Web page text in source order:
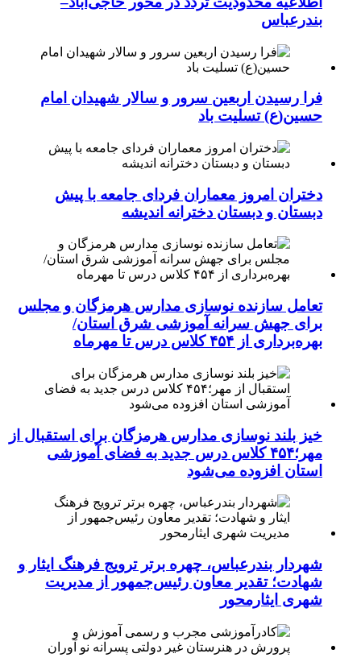
بندرعباس
فرا رسیدن اربعین سرور و سالار شهیدان امام
حسین(ع) تسلیت باد
دختران امروز معماران فردای جامعه با پیش
دبستان و دبستان دخترانه اندیشه
تعامل سازنده نوسازی مدارس هرمزگان و مجلس
برای جهش سرانه آموزشی شرق استان/
بهره‌برداری از ۴۵۴ کلاس درس تا مهرماه
خیز بلند نوسازی مدارس هرمزگان برای استقبال از
مهر؛۴۵۴ کلاس درس جدید به فضای آموزشی
استان افزوده می‌شود
شهردار بندرعباس، چهره برتر ترویج فرهنگ ایثار و
شهادت؛ تقدیر معاون رئیس‌جمهور از مدیریت
شهری ایثارمحور